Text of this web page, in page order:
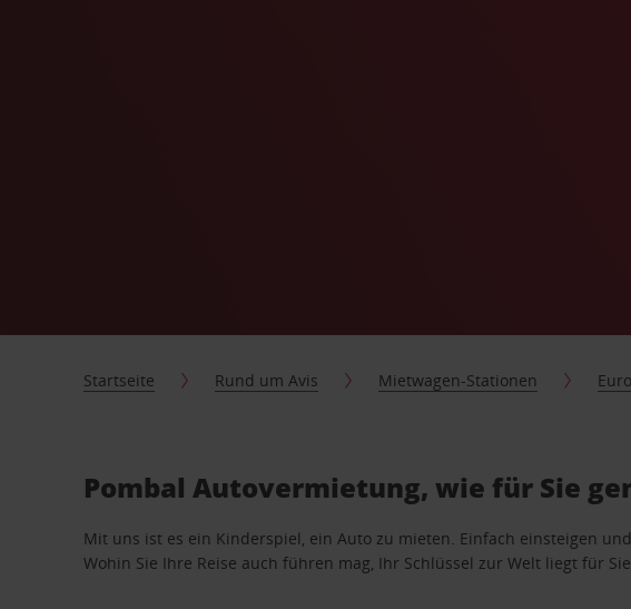
Startseite Rund um Avis Mietwagen-Stationen
Pombal Autovermietung, wie für Sie
Mit uns ist es ein Kinderspiel, ein Auto zu mieten. Einfach einsteigen
Wohin Sie Ihre Reise auch führen mag, Ihr Schlüssel zur Welt liegt für